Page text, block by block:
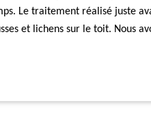
Le traitement réalisé juste
et lichens sur le toit. Nous